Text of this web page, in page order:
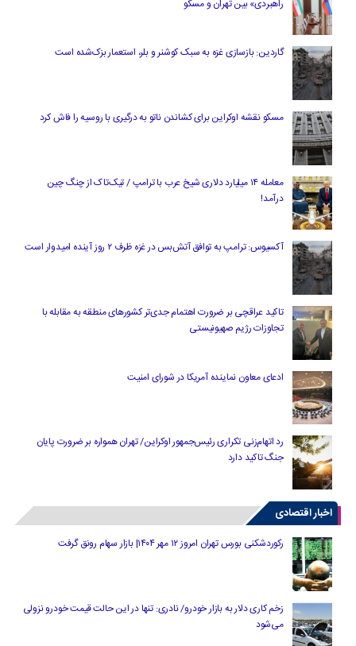
راهبردی» بین تهران و مسکو
گاردین: بازسازی غزه به سبک کوشنر و بلر، استعمار بزک‌شده است
مسکو نقشه اوکراین برای کشاندن ناتو به درگیری با روسیه را فاش کرد
معامله ۱۴ میلیارد دلاری شیخ عرب با ترامپ / تیک‌تاک از چنگ چین
درآمد!
آکسیوس: ترامپ به توافق آتش‌بس در غزه ظرف ۲ روز آینده امیدوار است
تاکید عراقچی بر ضرورت اهتمام جدی‌تر کشورهای منطقه به مقابله با
تجاوزات رژیم صهیونیستی
ادعای معاون نماینده آمریکا در شورای امنیت
رد اتهام‌زنی تکراری رئیس‌جمهور اوکراین/ تهران همواره بر ضرورت پایان
جنگ تاکید دارد
اخبار اقتصادی
رکوردشکنی بورس تهران امروز ۱۲ مهر ۱۴۰۴| بازار سهام رونق گرفت
زخم کاری دلار به بازار خودرو/ نادری: تنها در این حالت قیمت خودرو نزولی
می‌شود